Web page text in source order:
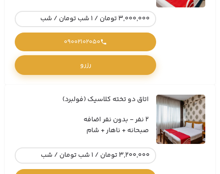
3,000,000 تومان / 1 شب تومان / شب
09002102050
رزرو
اتاق دو تخته کلاسیک (فولبرد)
2 نفر - بدون نفر اضافه
صبحانه + ناهار + شام
3,200,000 تومان / 1 شب تومان / شب